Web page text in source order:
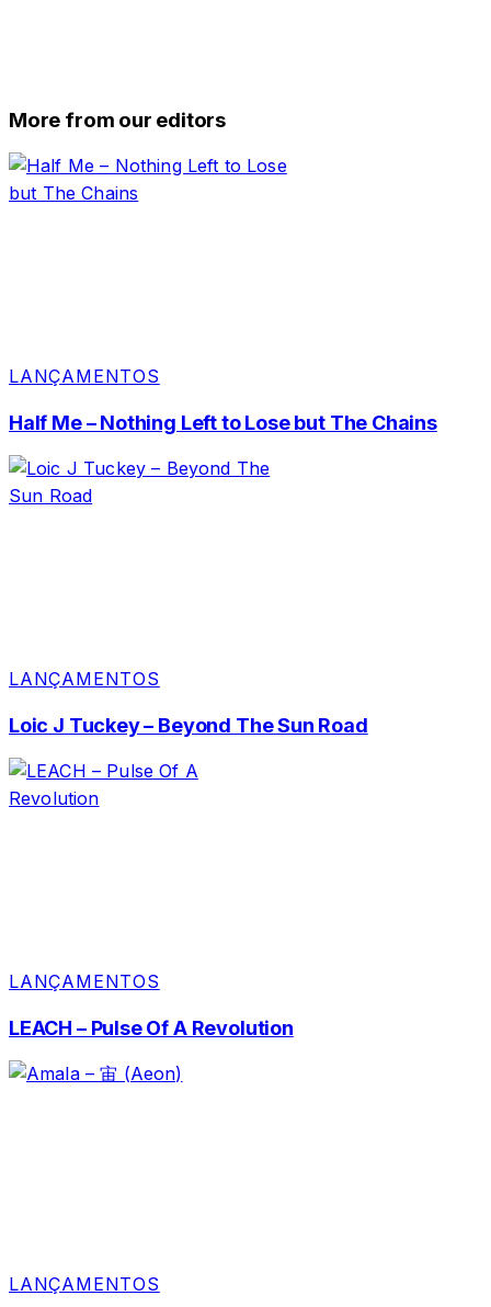
More from our editors
LANÇAMENTOS
Half Me – Nothing Left to Lose but The Chains
LANÇAMENTOS
Loic J Tuckey – Beyond The Sun Road
LANÇAMENTOS
LEACH – Pulse Of A Revolution
LANÇAMENTOS